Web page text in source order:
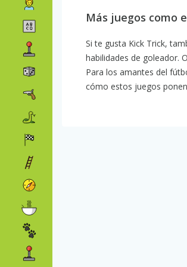
Más juegos como
Si te gusta Kick Trick,
habilidades de goleador.
Para los amantes del
cómo estos juegos